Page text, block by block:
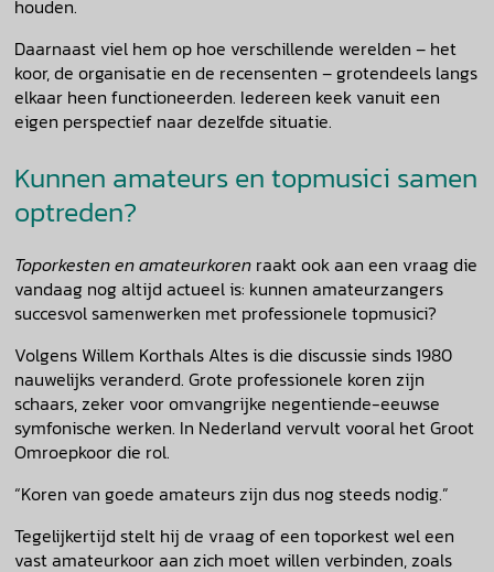
houden.
Daarnaast viel hem op hoe verschillende werelden – het
koor, de organisatie en de recensenten – grotendeels langs
elkaar heen functioneerden. Iedereen keek vanuit een
eigen perspectief naar dezelfde situatie.
Kunnen amateurs en topmusici samen
optreden?
Toporkesten en amateurkoren raakt ook aan een vraag die
vandaag nog altijd actueel is: kunnen amateurzangers
succesvol samenwerken met professionele topmusici?
Volgens Willem Korthals Altes is die discussie sinds 1980
nauwelijks veranderd. Grote professionele koren zijn
schaars, zeker voor omvangrijke negentiende-eeuwse
symfonische werken. In Nederland vervult vooral het Groot
Omroepkoor die rol.
“Koren van goede amateurs zijn dus nog steeds nodig.”
Tegelijkertijd stelt hij de vraag of een toporkest wel een
vast amateurkoor aan zich moet willen verbinden, zoals